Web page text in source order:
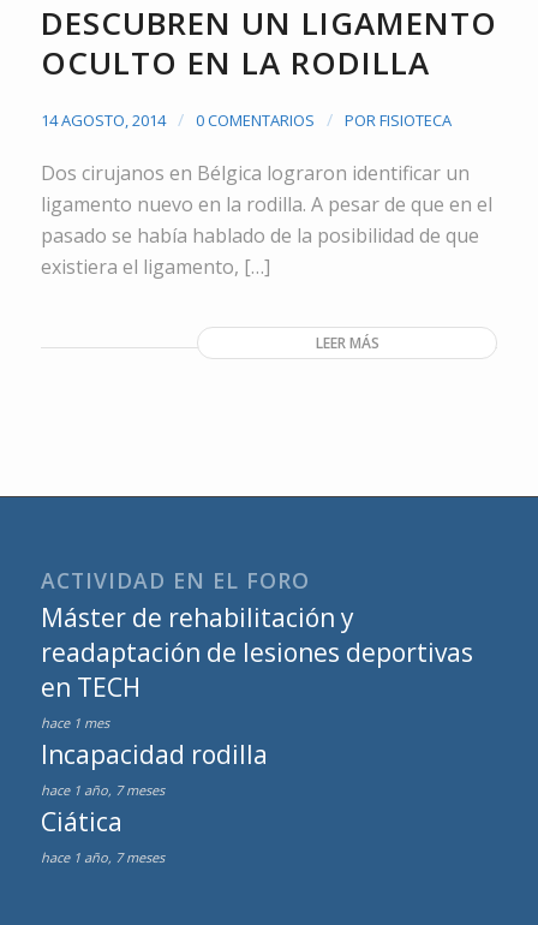
DESCUBREN UN LIGAMENTO
OCULTO EN LA RODILLA
14 AGOSTO, 2014 / 0 COMENTARIOS / PORFISIOTECA
Dos cirujanos en Bélgica lograron identificar un
ligamento nuevo en la rodilla. A pesar de que en el
pasado se había hablado de la posibilidad de que
existiera el ligamento, […]
LEER MÁS
ACTIVIDAD EN EL FORO
Máster de rehabilitación y
readaptación de lesiones deportivas
en TECH
hace 1 mes
Incapacidad rodilla
hace 1 año, 7 meses
Ciática
hace 1 año, 7 meses